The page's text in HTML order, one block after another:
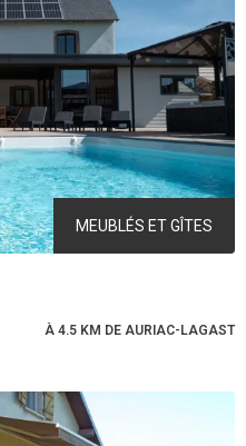
MEUBLÉS ET GÎTES
À 4.5 KM DE AURIAC-LAGAST